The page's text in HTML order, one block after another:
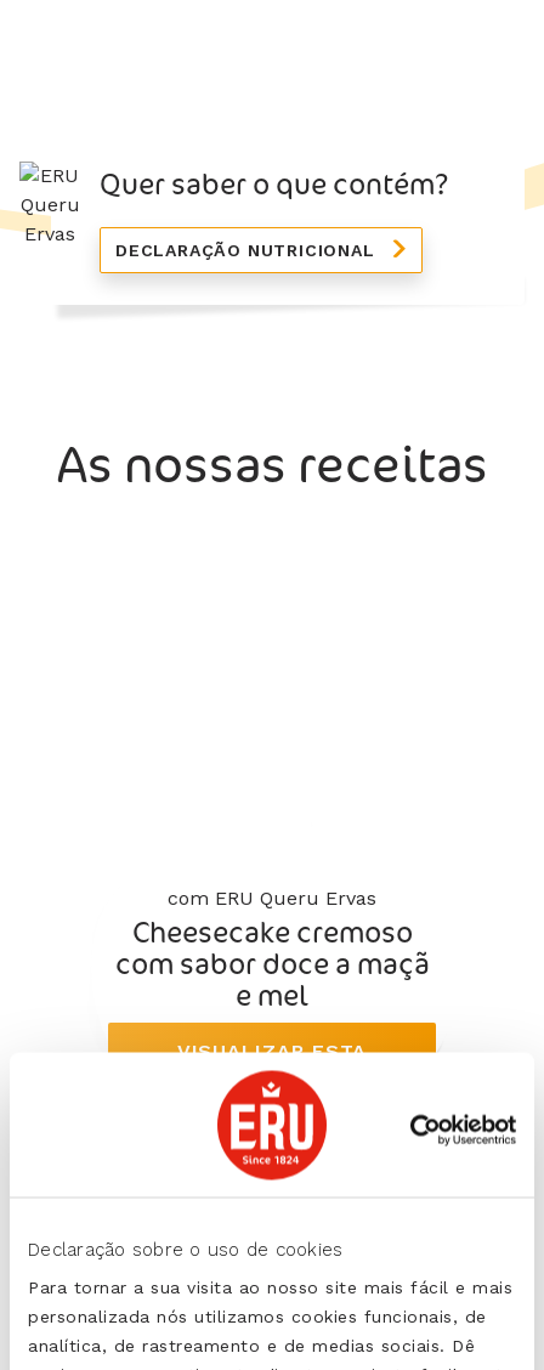
Declaração sobre o uso de cookies
Para tornar a sua visita ao nosso site mais fácil e mais
personalizada nós utilizamos cookies funcionais, de
analítica, de rastreamento e de medias sociais. Dê
Quer saber o que contém?
DECLARAÇÃO NUTRICIONAL
As nossas receitas
com ERU Queru Ervas
Cheesecake cremoso
com sabor doce a maçã
e mel
VISUALIZAR ESTA
RECEITA
Componentes nutritivos